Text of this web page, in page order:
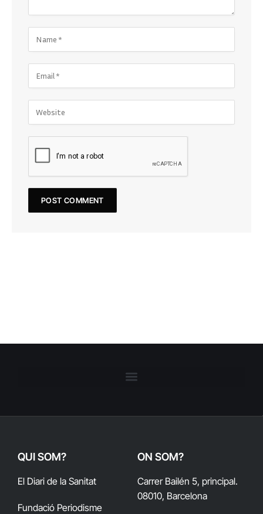
QUI SOM?
El Diari de la Sanitat
Fundació Periodisme
ON SOM?
Carrer Bailén 5, principal.
08010, Barcelona